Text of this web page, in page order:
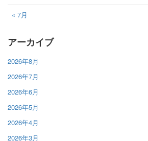
« 7月
アーカイブ
2026年8月
2026年7月
2026年6月
2026年5月
2026年4月
2026年3月